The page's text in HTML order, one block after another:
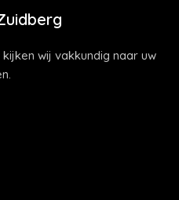
wij vakkundig naar uw